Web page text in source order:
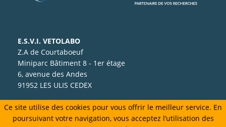
E.S.V.I. VETOLABO
Z.A de Courtaboeuf
Miniparc Bâtiment 8 - 1er étage
6, avenue des Andes
91952 LES ULIS CEDEX
Ce site utilise des cookies pour vous offrir le meilleur service. En
poursuivant votre navigation, vous acceptez l’utilisation des